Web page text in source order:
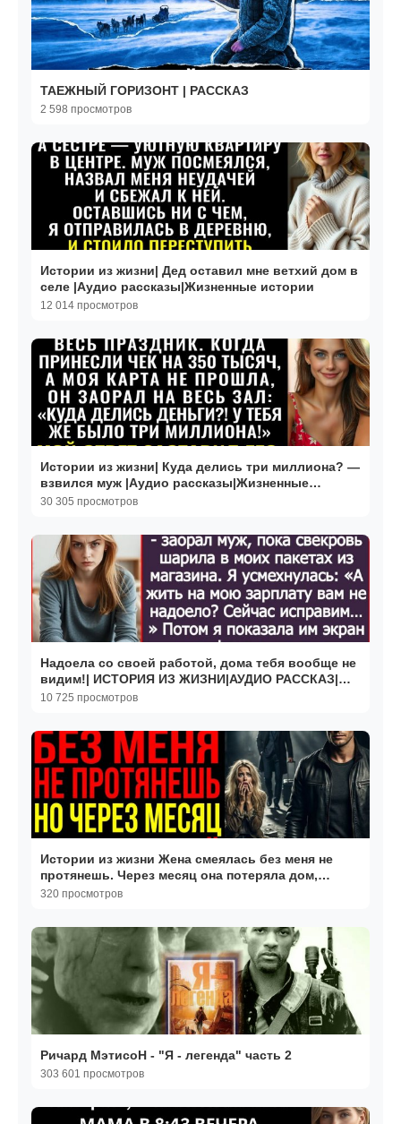
ТАЕЖНЫЙ ГОРИЗОНТ | РАССКАЗ
2 598 просмотров
Истории из жизни| Дед оставил мне ветхий дом в
селе |Аудио рассказы|Жизненные истории
12 014 просмотров
Истории из жизни| Куда делись три миллиона? —
взвился муж |Аудио рассказы|Жизненные
истории
30 305 просмотров
Надоела со своей работой, дома тебя вообще не
видим!| ИСТОРИЯ ИЗ ЖИЗНИ|АУДИО РАССКАЗ|
СЛУШАТЬ ИСТОРИЮ
10 725 просмотров
Истории из жизни Жена смеялась без меня не
протянешь. Через месяц она потеряла дом,
статус и...
320 просмотров
Ричард МэтисоН - "Я - легенда" часть 2
303 601 просмотров